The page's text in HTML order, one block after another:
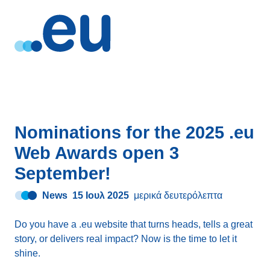
Nominations for the 2025 .eu
Web Awards open 3
September!
News 15 Ιουλ 2025 μερικά δευτερόλεπτα
Do you have a .eu website that turns heads, tells a great
story, or delivers real impact? Now is the time to let it
shine.